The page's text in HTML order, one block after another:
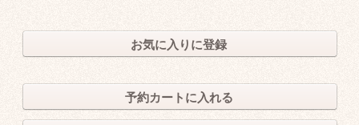
お気に入りに登録
予約カートに入れる